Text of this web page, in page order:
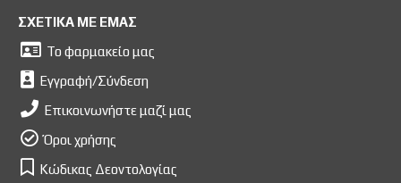
ΣΧΕΤΙΚΑ ΜΕ ΕΜΑΣ
Το φαρμακείο μας
Εγγραφή/Σύνδεση
Επικοινωνήστε μαζί μας
Όροι χρήσης
Κώδικας Δεοντολογίας